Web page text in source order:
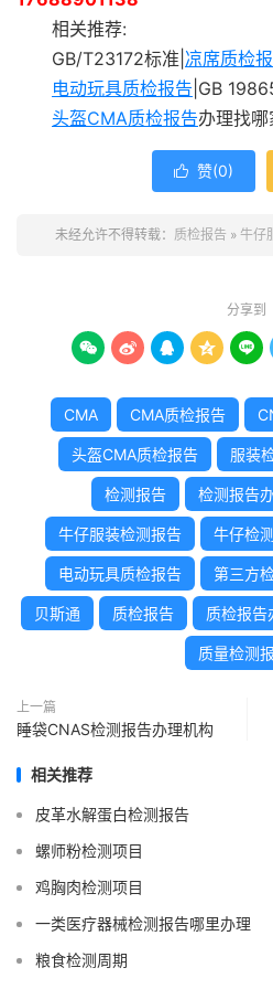
相关推荐:
GB/T23172标准| 凉席质检
电动玩具质检报告 |GB
头盔CMA质检报告办理找哪
 赞(0)
未经允许不得转载： 质检报告 » 牛仔
分享到
    
CMA CMA质检报告
头盔CMA质检报告 服装
检测报告 检测报告
牛仔服装检测报告 牛仔检
电动玩具质检报告 第三方
贝斯通 质检报告 质检报告
质量检测
上一篇
睡袋CNAS检测报告办理机构
相关推荐
皮革水解蛋白检测报告
螺师粉检测项目
鸡胸肉检测项目
一类医疗器械检测报告哪里办理
粮食检测周期